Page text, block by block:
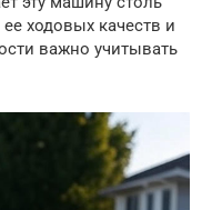
ходовых качеств и
важно учитывать